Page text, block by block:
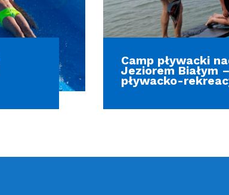
Camp pływacki
Jeziorem Białym
pływacko-